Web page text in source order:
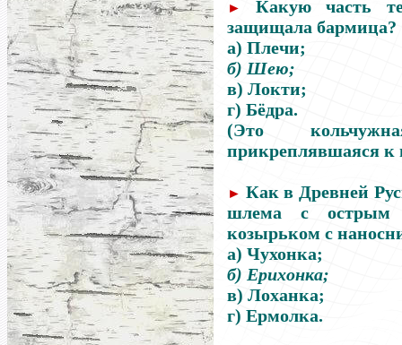
►
Какую часть
защищала бармица?
а) Плечи;
б) Шею;
в) Локти;
г) Бёдра.
(Это
прикреплявшаяся к
► Как в Древней
шлема с острым
козырьком с
а) Чухонка;
б) Ерихонка;
в) Лоханка;
г) Ермолка.